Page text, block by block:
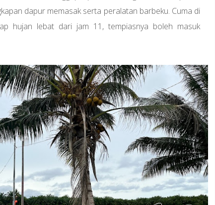
dapur memasak serta peralatan barbeku. Cuma di
hujan lebat dari jam 11, tempiasnya boleh masuk